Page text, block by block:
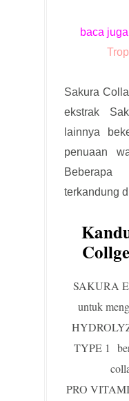
baca
Sakura
ekstrak
lainnya
penuaan
terkandung
SAKURA
untuk
TYPE 1
PRO